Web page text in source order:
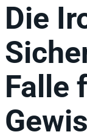
Die
Falle